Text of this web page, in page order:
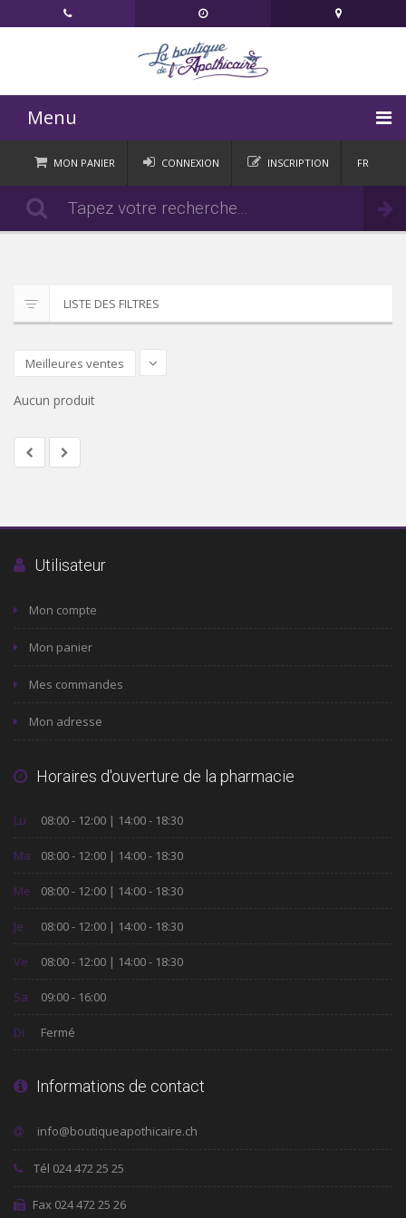
Menu
ACCUEIL
CATÉGORIES
MON PANIER
Commander
CONNEXION INSCRIPTION FR
LISTE DES FILTRES
Meilleures ventes
Aucun produit
Utilisateur
Mon compte
Mon panier
Mes commandes
Mon adresse
Horaires d'ouverture de la pharmacie
Lu 08:00 - 12:00 | 14:00 - 18:30
Ma 08:00 - 12:00 | 14:00 - 18:30
Me 08:00 - 12:00 | 14:00 - 18:30
Je 08:00 - 12:00 | 14:00 - 18:30
Ve 08:00 - 12:00 | 14:00 - 18:30
Sa 09:00 - 16:00
Di Fermé
Informations de contact
Tél 024 472 25 25
Fax 024 472 25 26